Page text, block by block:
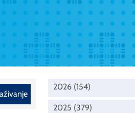
2026 (154)
2025 (379)